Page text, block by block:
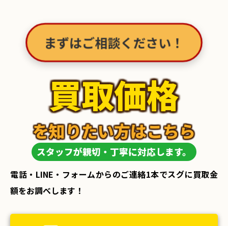
まずはご相談ください！
買取価格
スタッフが親切・丁寧に対応します。
を知りたい方はこちら
電話・LINE・フォームからのご連絡1本でスグに買取金
額をお調べします！